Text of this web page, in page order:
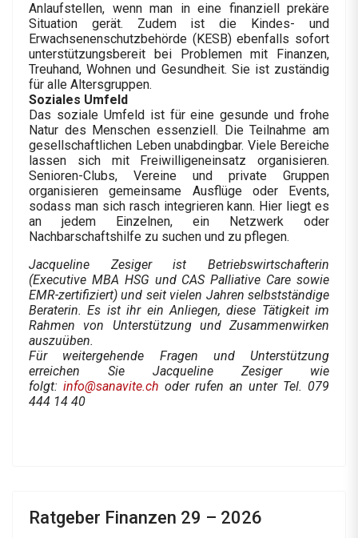
Anlaufstellen, wenn man in eine finanziell prekäre
Situation gerät. Zudem ist die Kindes- und
Erwachsenenschutzbehörde (KESB) ebenfalls sofort
unterstützungsbereit bei Problemen mit Finanzen,
Treuhand, Wohnen und Gesundheit. Sie ist zuständig
für alle Altersgruppen.
Soziales Umfeld
Das soziale Umfeld ist für eine gesunde und frohe
Natur des Menschen essenziell. Die Teilnahme am
gesellschaftlichen Leben unabdingbar. Viele Bereiche
lassen sich mit Freiwilligeneinsatz organisieren.
Senioren-Clubs, Vereine und private Gruppen
organisieren gemeinsame Ausflüge oder Events,
sodass man sich rasch integrieren kann. Hier liegt es
an jedem Einzelnen, ein Netzwerk oder
Nachbarschaftshilfe zu suchen und zu pflegen.
Jacqueline Zesiger ist Betriebswirtschafterin
(Executive MBA HSG und CAS Palliative Care sowie
EMR-zertifiziert) und seit vielen Jahren selbstständige
Beraterin. Es ist ihr ein Anliegen, diese Tätigkeit im
Rahmen von Unterstützung und Zusammenwirken
auszuüben.
Für weitergehende Fragen und Unterstützung
erreichen Sie Jacqueline Zesiger wie
folgt: info@sanavite.ch oder rufen an unter Tel. 079
444 14 40
Ratgeber Finanzen 29 – 2026